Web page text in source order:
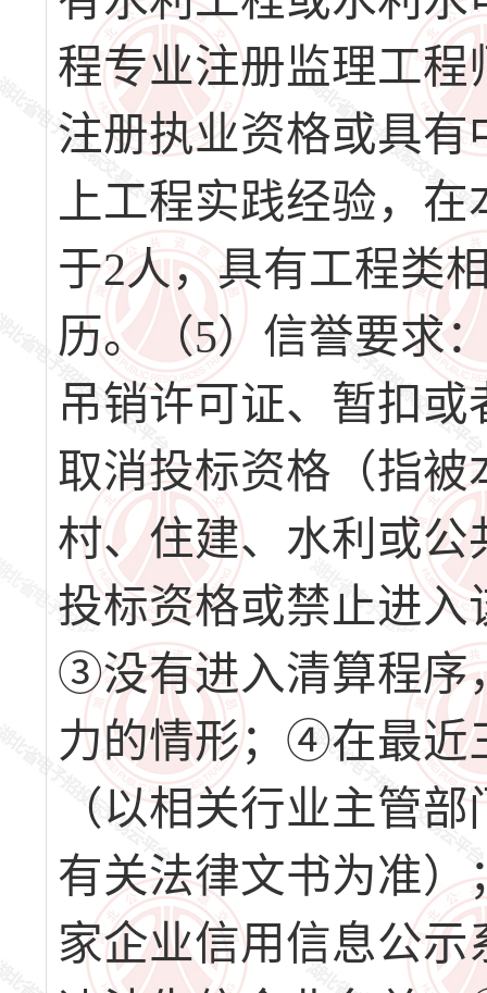
程专业注册监理工
注册执业资格或具
上工程实践经验，
于2人，具有工程类
历。（5）信誉要求
吊销许可证、暂扣
取消投标资格（指
村、住建、水利或
投标资格或禁止进
③没有进入清算程序
力的情形；④在最近
（以相关行业主管
有关法律文书为准
家企业信用信息公示